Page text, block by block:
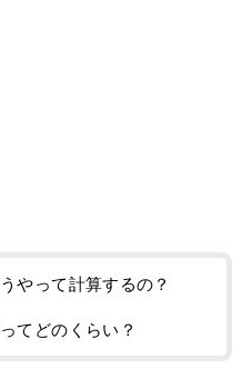
やって計算するの？
てどのくらい？